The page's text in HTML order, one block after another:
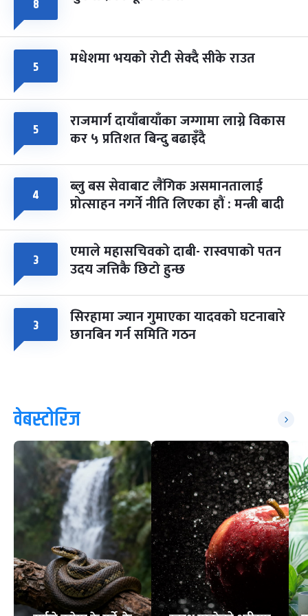
८
५ मधेशमा भयको रोटी सेक्दै सीके राउत
५ राजमार्ग दायाँबायाँका जग्गामा लाग्ने विकास
कर ५ प्रतिशत बिन्दु बढाइँदै
४ ब्लु बस सेवाबाट लैंगिक असमानतालाई
प्रोत्साहन नगर्ने नीति लिएका हौं : मन्त्री बादी
३ एमाले महासचिवको दाबी- रास्वपाको पतन
उदय जत्तिकै छिटो हुन्छ
३ सिरहामा ज्यान गुमाएका यादवको घटनाबारे
छानबिन गर्न समिति गठन
वेबस्टोरिज